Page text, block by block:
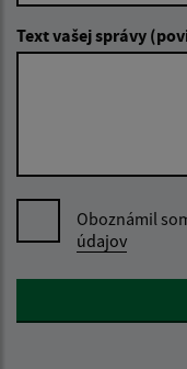
Text vašej správy
Oboznámil
údajov
Google reCaptcha